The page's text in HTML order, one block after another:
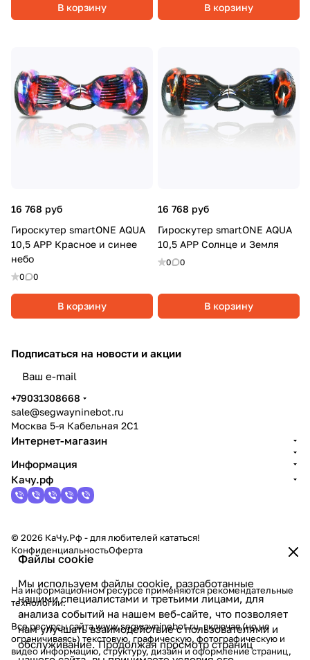
В корзину В корзину
16 768 руб
Гироскутер smartONE AQUA
10,5 APP Красное и синее
небо
0 0
В корзину
16 768 руб
Гироскутер smartONE AQUA
10,5 APP Солнце и Земля
0 0
В корзину
Файлы cookie
Мы используем файлы cookie, разработанные
нашими специалистами и третьими лицами, для
анализа событий на нашем веб-сайте, что позволяет
нам улучшать взаимодействие с пользователями и
обслуживание. Продолжая просмотр страниц
Подписаться на новости и акции
+79031308668
sale@segwayninebot.ru
Москва 5-я Кабельная 2С1
Интернет-магазин
Информация
Качу.рф
© 2026 КаЧу.Рф - для любителей кататься!
КонфиденциальностьОферта
На информационном ресурсе применяютсярекомендательные
технологии.
Все ресурсы сайта www.segwayninebot.ru, включая (но не
ограничиваясь) текстовую, графическую, фотографическую и
видео информацию, структуру, дизайн и оформление страниц,